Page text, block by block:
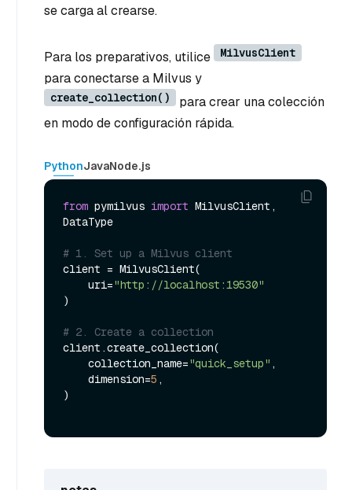
se carga al crearse.
Para los preparativos, utilice MilvusClient
para conectarse a Milvus y
create_collection()
para crear una colección
en modo de configuración rápida.
PythonJavaNode.js
from pymilvus import MilvusClient,
DataType
# 1. Set up a Milvus client
client = MilvusClient(
    uri=
"http://localhost:19530"
)
# 2. Create a collection
client.create_collection(
    collection_name=
"quick_setup" ,
    dimension=
5 ,
)